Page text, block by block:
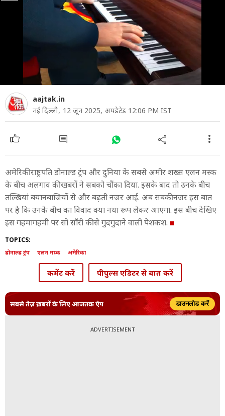
aajtak.in
नई दिल्ली, 12 जून 2025, अपडेटेड 12:06 PM IST
अमेर‍िकी राष्ट्रपत‍ि डोनाल्ड ट्रंप और दुन‍िया के सबसे अमीर शख्स एलन मस्क
के बीच अलगाव की खबरों ने सबको चौंका द‍िया. इसके बाद तो उनके बीच
तल्ख‍ियां बयानबाजि‍यों से और बढ़ती नजर आईं. अब सबकी नजर इस बात
पर है क‍ि उनके बीच का व‍िवाद क्या नया रूप लेकर आएगा. इस बीच देख‍िए
इस गहमागहमी पर सो सॉरी की से गुदगुदाने वाली पेशकश.
TOPICS:
डोनाल्ड ट्रंप एलन मस्क अमेरिका
कमेंट करें पीपुल्स एडिटर से बात करें
सबसे तेज़ ख़बरों के लिए आजतक ऐप डाउनलोड करें
ADVERTISEMENT